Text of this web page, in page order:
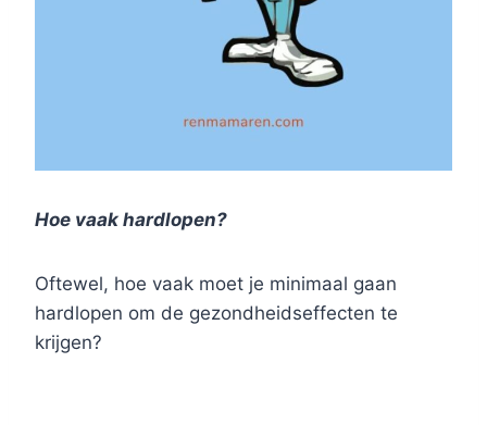
Hoe vaak hardlopen?
Oftewel, hoe vaak moet je minimaal gaan
hardlopen om de gezondheidseffecten te
krijgen?